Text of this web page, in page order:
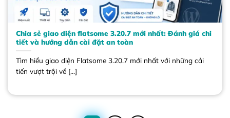
Chia sẻ giao diện flatsome 3.20.7 mới nhất: Đánh giá chi
tiết và hướng dẫn cài đặt an toàn
Tìm hiểu giao diện Flatsome 3.20.7 mới nhất với những cải
tiến vượt trội về [...]